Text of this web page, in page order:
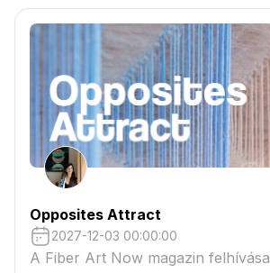
csatolmányban
Opposites Attract
2027-12-03 00:00:00
A Fiber Art Now magazin felhívása